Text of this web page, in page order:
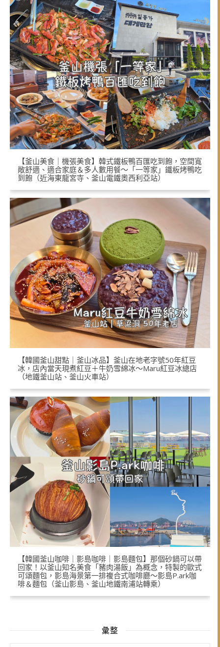
【釜山美食｜機張美食】韓式鐵板鴨百匯吃到飽，空間寬
敞舒適、適合家庭＆多人數用餐～「一等家」鐵板烤鴨吃
到飽（近海東龍宮寺、釜山電鐵奧西利亞站）
【韓國釜山甜點｜釜山冰品】釜山在地老字號50年紅豆
冰，店內當天現煮紅豆＋牛奶雪綿冰～Maru紅豆冰總店
（地鐵釜山站、釜山火車站）
【韓國釜山咖啡｜影島咖啡｜影島麵包】那個砂鍋可以帶
回家！以釜山知名美食「豬肉湯飯」為概念，特製的歐式
可頌麵包，影島海景第一排複合式咖啡廳～影島P.ark咖
啡＆麵包（釜山影島、釜山地鐵南浦站轉乘）
彙整